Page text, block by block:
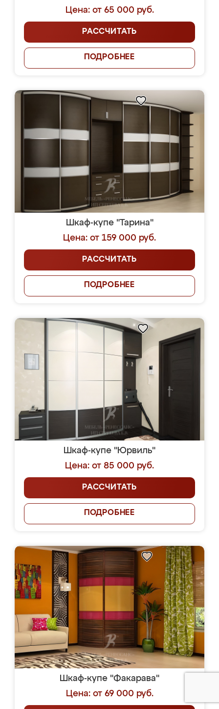
Цена: от 65 000 руб.
РАССЧИТАТЬ
ПОДРОБНЕЕ
Шкаф-купе "Тарина"
Цена: от 159 000 руб.
РАССЧИТАТЬ
ПОДРОБНЕЕ
Шкаф-купе "Юрвиль"
Цена: от 85 000 руб.
РАССЧИТАТЬ
ПОДРОБНЕЕ
Шкаф-купе "Факарава"
Цена: от 69 000 руб.